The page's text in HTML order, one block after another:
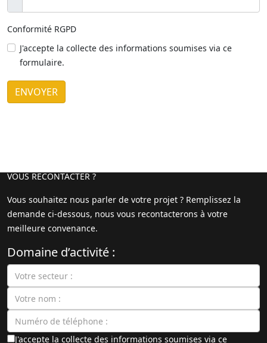
Conformité RGPD
J'accepte la collecte des informations soumises via ce
formulaire.
ENVOYER
VOUS RECONTACTER ?
Vous souhaitez nous parler de votre projet ? Remplissez la
demande ci-dessous, nous vous recontacterons à votre
meilleure convenance.
Domaine d’activité :
J'accepte la collecte des informations soumises via ce